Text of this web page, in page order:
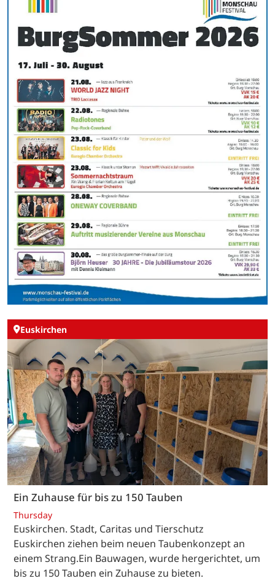
Euskirchen
Ein Zuhause für bis zu 150 Tauben
Thursday
Euskirchen. Stadt, Caritas und Tierschutz
Euskirchen ziehen beim neuen Taubenkonzept an
einem Strang.Ein Bauwagen, wurde hergerichtet, um
bis zu 150 Tauben ein Zuhause zu bieten.